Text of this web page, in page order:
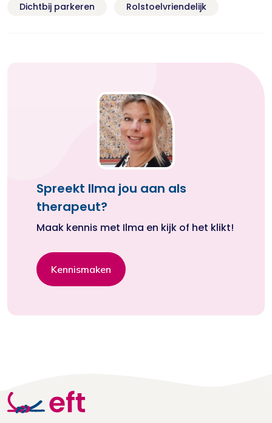
Dichtbij parkeren Rolstoelvriendelijk
Spreekt Ilma jou aan als
therapeut?
Maak kennis met Ilma en kijk of het klikt!
Kennismaken